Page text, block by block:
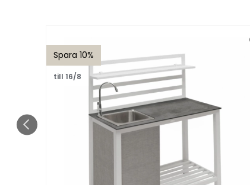
Spara 10%
till 16/8